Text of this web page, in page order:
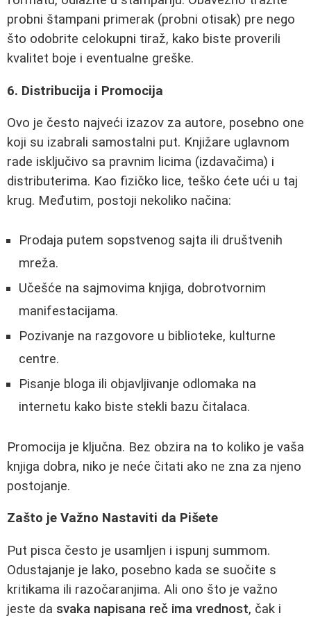
probni štampani primerak (probni otisak) pre nego
što odobrite celokupni tiraž, kako biste proverili
kvalitet boje i eventualne greške.
6. Distribucija i Promocija
Ovo je često najveći izazov za autore, posebno one
koji su izabrali samostalni put. Knjižare uglavnom
rade isključivo sa pravnim licima (izdavačima) i
distributerima. Kao fizičko lice, teško ćete ući u taj
krug. Međutim, postoji nekoliko načina:
Prodaja putem sopstvenog sajta ili društvenih
mreža.
Učešće na sajmovima knjiga, dobrotvornim
manifestacijama.
Pozivanje na razgovore u biblioteke, kulturne
centre.
Pisanje bloga ili objavljivanje odlomaka na
internetu kako biste stekli bazu čitalaca.
Promocija je ključna. Bez obzira na to koliko je vaša
knjiga dobra, niko je neće čitati ako ne zna za njeno
postojanje.
Zašto je Važno Nastaviti da Pišete
Put pisca često je usamljen i ispunj summom.
Odustajanje je lako, posebno kada se suočite s
kritikama ili razočaranjima. Ali ono što je važno
jeste da svaka napisana reč ima vrednost, čak i